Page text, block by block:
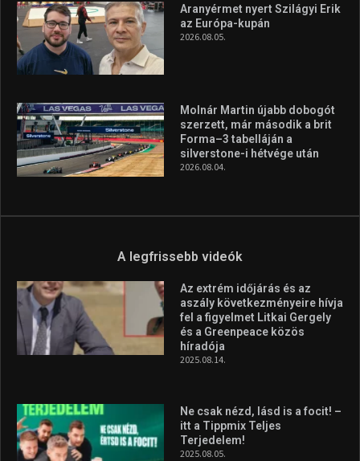
Aranyérmet nyert Szilágyi Erik
az Európa-kupán
2026.08.05.
Molnár Martin újabb dobogót
szerzett, már második a brit
Forma–3 tabelláján a
silverstone-i hétvége után
2026.08.04.
A legfrissebb videók
Az extrém időjárás és az
aszály következményeire hívja
fel a figyelmet Litkai Gergely
és a Greenpeace közös
híradója
2025.08.14.
Ne csak nézd, lásd is a focit! –
itt a Tippmix Teljes
Terjedelem!
2025.08.05.